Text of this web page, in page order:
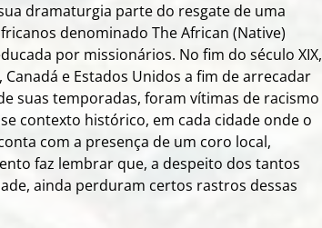
dramaturgia parte do resgate de uma
denominado The African (Native)
por missionários. No fim do século XIX,
e Estados Unidos a fim de arrecadar
suas temporadas, foram vítimas de racismo
contexto histórico, em cada cidade onde o
com a presença de um coro local,
faz lembrar que, a despeito dos tantos
ainda perduram certos rastros dessas